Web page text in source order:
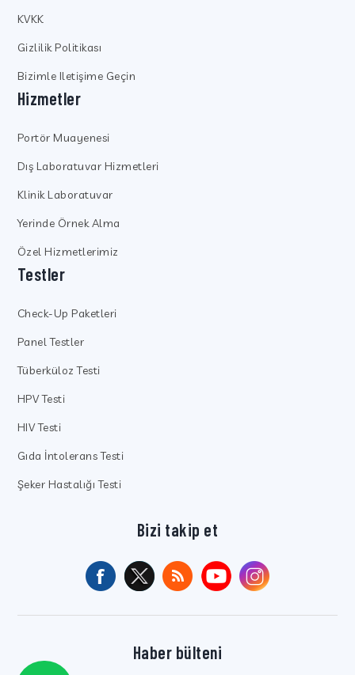
KVKK
Gizlilik Politikası
Bizimle Iletişime Geçin
Hizmetler
Portör Muayenesi
Dış Laboratuvar Hizmetleri
Klinik Laboratuvar
Yerinde Örnek Alma
Özel Hizmetlerimiz
Testler
Check-Up Paketleri
Panel Testler
Tüberküloz Testi
HPV Testi
HIV Testi
Gıda İntolerans Testi
Şeker Hastalığı Testi
Bizi takip et
Haber bülteni